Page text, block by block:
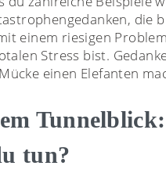
die
einem riesigen
Stress bist.
einen Elefanten
Tunnelblick:
tun?